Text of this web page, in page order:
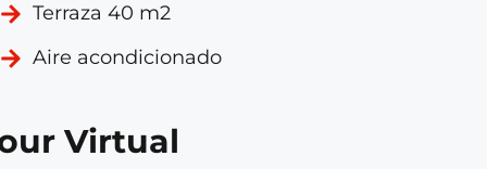
Terraza 40 m2
Aire acondicionado
Virtual